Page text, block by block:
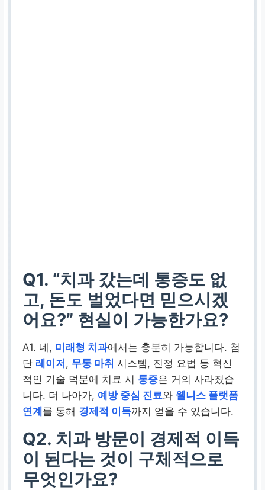
진료 전후심리적 안정,
긍정적인치과 경험 형
성
Q1. “치과 갔는데 통증도 없
고, 돈도 벌었다면 믿으시겠
어요?” 현실이 가능한가요?
A1. 네, 미래형 치과에서는 충분히 가능합니다. 첨
단 레이저 , 무통 마취 시스템, 진정 요법 등 혁신
적인 기술 덕분에 치료 시 통증은 거의 사라졌습
니다. 더 나아가, 예방 중심 진료와 웰니스 플랫폼
연계를 통해 경제적 이득까지 얻을 수 있습니다.
Q2. 치과 방문이 경제적 이득
이 된다는 것이 구체적으로
무엇인가요?